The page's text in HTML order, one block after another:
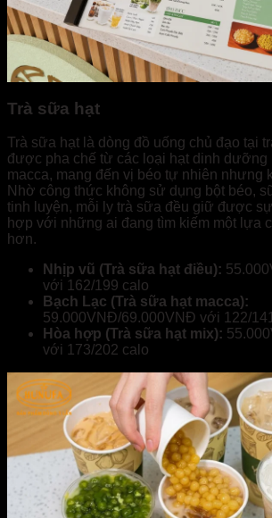
Trà sữa hạt
Trà sữa hạt là dòng đồ uống chủ đạo tại
được pha chế từ các loại hạt dinh dưỡng
macca, mang đến vị béo tự nhiên nhưng
Nhờ công thức không sử dụng bột béo,
tinh luyện, mỗi ly trà sữa đều giữ được
hợp với những ai đang tìm kiếm một lựa
hơn.
Nhịp vũ (Trà sữa hạt điều):
với 162/199 calo
Bạch Lạc (Trà sữa hạt macca):
59.000VNĐ/69.000VNĐ với 122/
Hòa hợp (Trà sữa hạt mix):
với 173/202 calo